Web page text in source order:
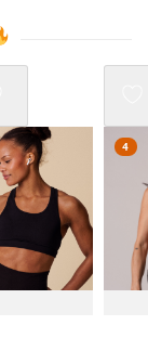
for 2 4
Mix 3